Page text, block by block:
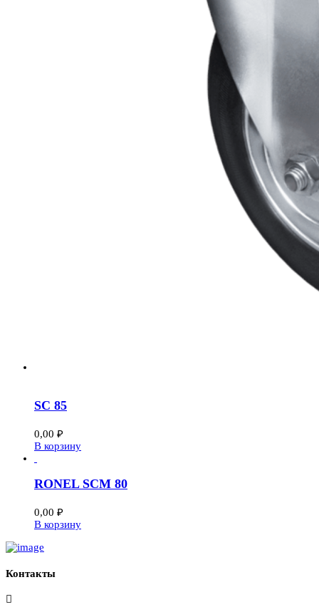
SC 85
0,00 ₽
В корзину
RONEL SCM 80
0,00 ₽
В корзину
Контакты